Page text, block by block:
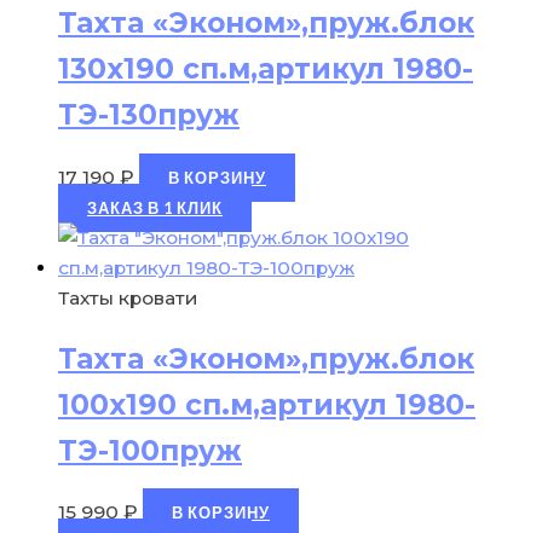
Тахта «Эконом»,пруж.блок
130х190 сп.м,артикул 1980-
ТЭ-130пруж
17 190 ₽
В КОРЗИНУ
ЗАКАЗ В 1 КЛИК
Тахты кровати
Тахта «Эконом»,пруж.блок
100х190 сп.м,артикул 1980-
ТЭ-100пруж
15 990 ₽
В КОРЗИНУ